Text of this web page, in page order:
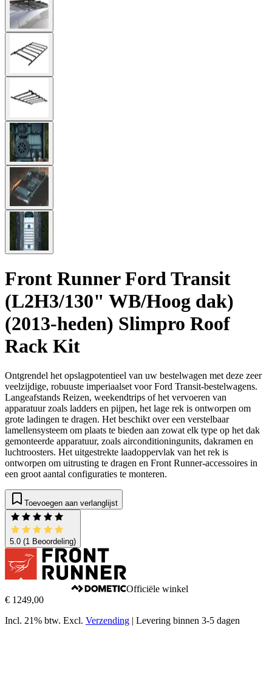
Front Runner Ford Transit
(L2H3/130" WB/Hoog dak)
(2013-heden) Slimpro Roof
Rack Kit
Ontgrendel het opslagpotentieel van uw bestelwagen met deze zeer
veelzijdige, robuuste imperiaalset voor Ford Transit-bestelwagens.
Langeafstands Reizen, weekendtrips of het vervoeren van
apparatuur zoals ladders en pijpen, het lage rek is ontworpen om
grote ladingen te dragen. Het beschikt over een verstelbaar
lamellensysteem om plaats te bieden aan zowat elk type op het dak
gemonteerde apparatuur, zoals airconditioningunits, dakramen en
luchtroosters. Het uitgestrekte laadoppervlak van het rek is
ontworpen om uitrusting te dragen en Front Runner-accessoires in
een groot aantal configuraties te monteren.
Toevoegen aan verlanglijst
5.0 (1 Beoordeling)
Officiële winkel
€ 1249,00
Incl. 21% btw. Excl. Verzending | Levering binnen 3-5 dagen